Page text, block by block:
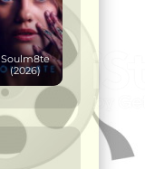
Soulm8te
(2026)